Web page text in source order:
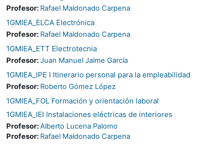
Profesor: Rafael Maldonado Carpena
1GMIEA_ELCA Electrónica
Profesor: Rafael Maldonado Carpena
1GMIEA_ETT Electrotecnia
Profesor:Juan Manuel Jaime García
1GMIEA_IPE I Itinerario personal para la empleabilidad
Profesor: Roberto Gómez López
1GMIEA_FOL Formación y orientación laboral
1GMIEA_IEI Instalaciones eléctricas de interiores
Profesor:Alberto Lucena Palomo
Profesor: Rafael Maldonado Carpena